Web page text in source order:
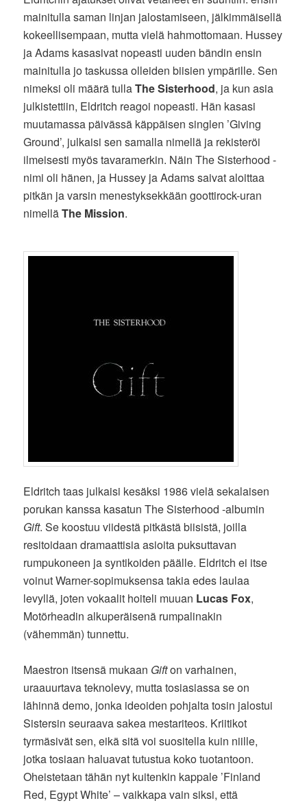
mainitulla saman linjan jalostamiseen, jälkimmäisellä
kokeellisempaan, mutta vielä hahmottomaan. Hussey
ja Adams kasasivat nopeasti uuden bändin ensin
mainitulla jo taskussa olleiden biisien ympärille. Sen
nimeksi oli määrä tullaThe Sisterhood, ja kun asia
julkistettiin, Eldritch reagoi nopeasti. Hän kasasi
muutamassa päivässä käppäisen singlen ’Giving
Ground’, julkaisi sen samalla nimellä ja rekisteröi
ilmeisesti myös tavaramerkin. Näin The Sisterhood -
nimi oli hänen, ja Hussey ja Adams saivat aloittaa
pitkän ja varsin menestyksekkään goottirock-uran
nimelläThe Mission.
Eldritch taas julkaisi kesäksi 1986 vielä sekalaisen
porukan kanssa kasatun The Sisterhood -albumin
Gift. Se koostuu viidestä pitkästä biisistä, joilla
resitoidaan dramaattisia asioita puksuttavan
rumpukoneen ja syntikoiden päälle. Eldritch ei itse
voinut Warner-sopimuksensa takia edes laulaa
levyllä, joten vokaalit hoiteli muuan Lucas Fox,
Motörheadin alkuperäisenä rumpalinakin
(vähemmän) tunnettu.
Maestron itsensä mukaan Gifton varhainen,
uraauurtava teknolevy, mutta tosiasiassa se on
lähinnä demo, jonka ideoiden pohjalta tosin jalostui
Sistersin seuraava sakea mestariteos. Kriitikot
tyrmäsivät sen, eikä sitä voi suositella kuin niille,
jotka tosiaan haluavat tutustua koko tuotantoon.
Oheistetaan tähän nyt kuitenkin kappale ’Finland
Red, Egypt White’ – vaikkapa vain siksi, että